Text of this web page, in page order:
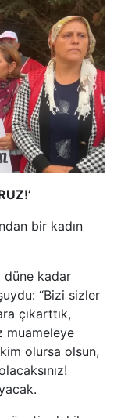
bir kadın
düne kadar
“Bizi sizler
çıkarttık,
muameleye
olursa olsun,